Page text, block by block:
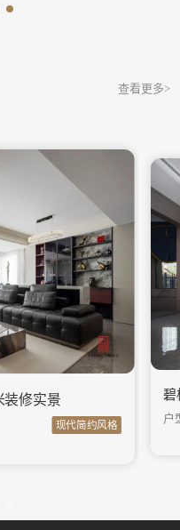
查看更多>
装修实景
现代简约风格
碧
户